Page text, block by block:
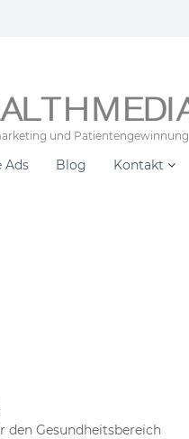
und Patientengewinnung
Ads Blog Kontakt
Gesundheitsbereich